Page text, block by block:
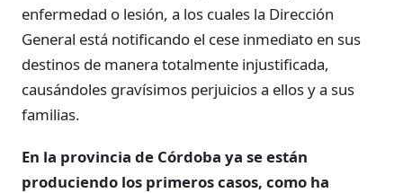
enfermedad o lesión, a los cuales la Dirección
General está notificando el cese inmediato en sus
destinos de manera totalmente injustificada,
causándoles gravísimos perjuicios a ellos y a sus
familias.
En la provincia de Córdoba ya se están
produciendo los primeros casos, como ha